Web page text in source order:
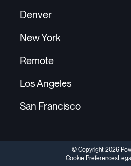
Denver
New York
Remote
Los Angeles
San Francisco
© Copyright 2026
Cookie Preferences